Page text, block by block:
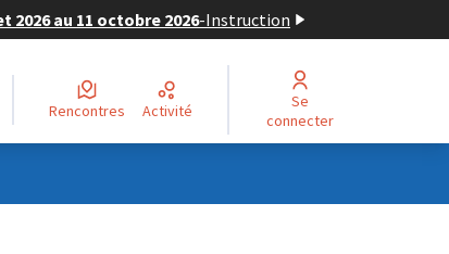
au 11 octobre 2026-Instruction
Rencontres Activité
Se
connecter